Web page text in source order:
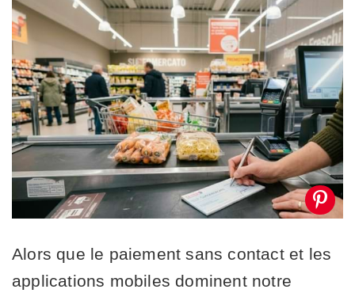
Alors que le paiement sans contact et les
applications mobiles dominent notre